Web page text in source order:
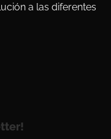
a las diferentes